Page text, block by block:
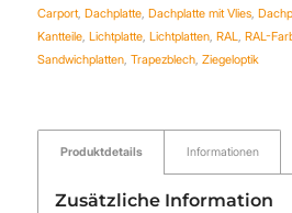
Carport, Dachplatte, Dachplatte mit Vlies,
Kantteile, Lichtplatte, Lichtplatten, RAL, RAL-
Sandwichplatten, Trapezblech, Ziegeloptik
Produktdetails Informationen
Zusätzliche Information